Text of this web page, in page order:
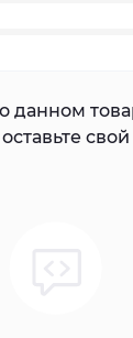
данном
свой